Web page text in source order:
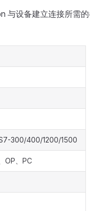
与设备建立连接所需
300/400/1200/1500
OP、PC